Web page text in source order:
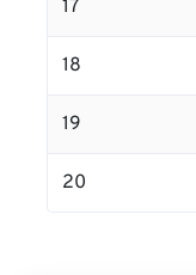
17
18
19
20